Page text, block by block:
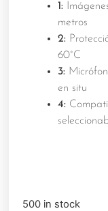
1:
metros
2:
60°C
3:
en situ
4:
500 in stock